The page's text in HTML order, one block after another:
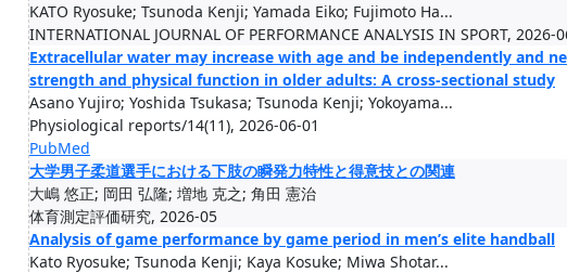
KATO Ryosuke; Tsunoda Kenji; Yamada Eiko; Fujimoto Ha...
INTERNATIONAL JOURNAL OF PERFORMANCE ANALYSIS IN SPORT, 2026-
Extracellular water may increase with age and be independently and
strength and physical function in older adults: A cross-sectional study
Asano Yujiro; Yoshida Tsukasa; Tsunoda Kenji; Yokoyama...
Physiological reports/14(11), 2026-06-01
PubMed
大学男子柔道選手における下肢の瞬発力特性と得意技との関連
大嶋 悠正; 岡田 弘隆; 増地 克之; 角田 憲治
体育測定評価研究, 2026-05
Analysis of game performance by game period in men’s elite handball
Kato Ryosuke; Tsunoda Kenji; Kaya Kosuke; Miwa Shotar...